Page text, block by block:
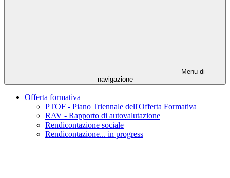
Menu di
navigazione
Offerta formativa
PTOF - Piano Triennale dell'Offerta Formativa
RAV - Rapporto di autovalutazione
Rendicontazione sociale
Rendicontazione... in progress